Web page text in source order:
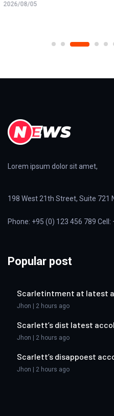
2026/08/05
Lorem ipsum dolor sit amet,
198 West 21th Street, Suite 721
Phone: +95 (0) 123 456 789
Popular post
Scarletintment at latest
Jhon | 2 hours ago
Scarlett’s dist latest
Jhon | 2 hours ago
Scarlett’s disappoest
Jhon | 2 hours ago